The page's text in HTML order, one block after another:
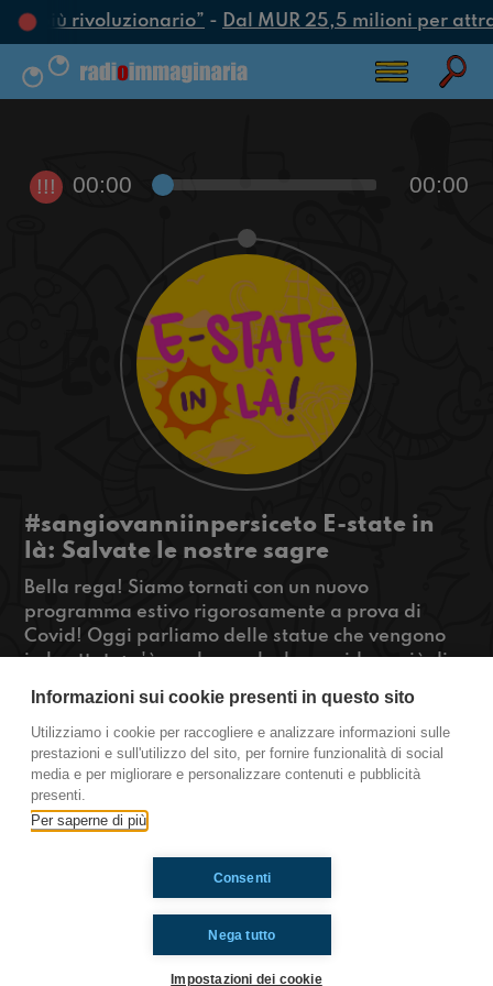
più rivoluzionario”- Dal MUR 25,5 milioni per
!!! 00:00 00:00
#sangiovanniinpersiceto E-state in
là: Salvate le nostre sagre
Bella rega! Siamo tornati con un nuovo
programma estivo rigorosamente a prova di
Covid! Oggi parliamo delle statue che vengono
imbrattate: c'è qualcuno che le considera più di
appello per il nostro presidente: la prego
ripristini le nostre sagre! Siamo persi senza!
#OkkinSu www.radioimmaginaria.it
San Giovanni In Persiceto
Ti è piaciuto? Condividilo!
Informazioni sui cookie presenti in questo sito
Utilizziamo i cookie per raccogliere e analizzare informazioni sulle
prestazioni e sull'utilizzo del sito, per fornire funzionalità di social
media e per migliorare e personalizzare contenuti e pubblicità
presenti.
Per saperne di più
Nega tutto
Consenti
Impostazioni dei cookie